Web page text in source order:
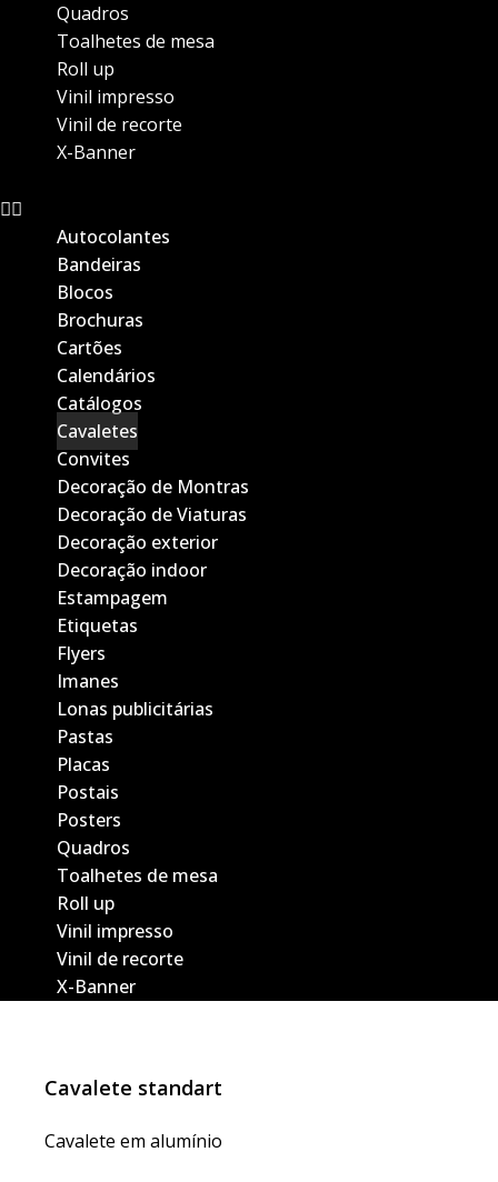
Quadros
Toalhetes de mesa
Roll up
Vinil impresso
Vinil de recorte
X-Banner
Autocolantes
Bandeiras
Blocos
Brochuras
Cartões
Calendários
Catálogos
Cavaletes
Convites
Decoração de Montras
Decoração de Viaturas
Decoração exterior
Decoração indoor
Estampagem
Etiquetas
Flyers
Imanes
Lonas publicitárias
Pastas
Placas
Postais
Posters
Quadros
Toalhetes de mesa
Roll up
Vinil impresso
Vinil de recorte
X-Banner
Cavalete standart
Cavalete em alumínio